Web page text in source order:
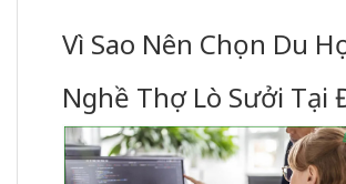
Vì Sao Nên Chọn Du
Nghề Thợ Lò Sưởi Tại